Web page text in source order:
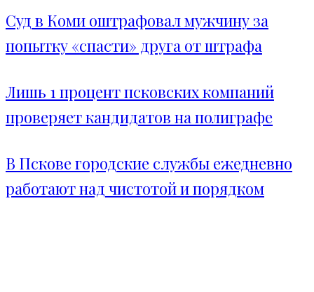
Суд в Коми оштрафовал мужчину за
попытку «спасти» друга от штрафа
Лишь 1 процент псковских компаний
проверяет кандидатов на полиграфе
В Пскове городские службы ежедневно
работают над чистотой и порядком